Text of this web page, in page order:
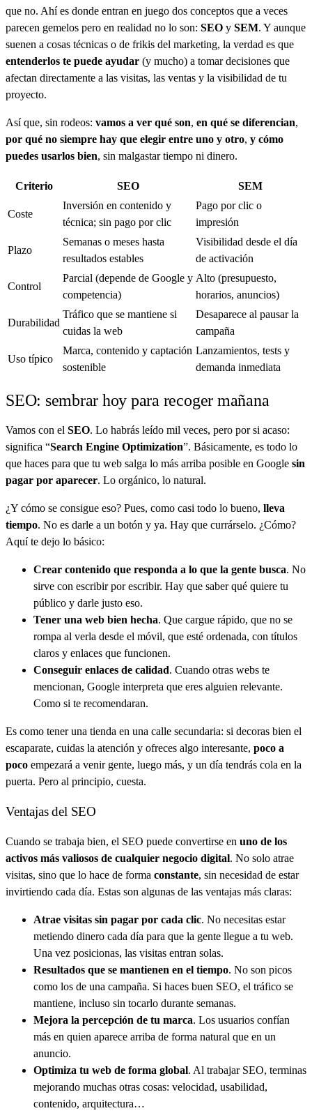
que no. Ahí es donde entran en juego dos conceptos que a veces
parecen gemelos pero en realidad no lo son: SEO y SEM. Y aunque
suenen a cosas técnicas o de frikis del marketing, la verdad es que
entenderlos te puede ayudar (y mucho) a tomar decisiones que
afectan directamente a las visitas, las ventas y la visibilidad de tu
proyecto.
Así que, sin rodeos: vamos a ver qué son, en qué se diferencian,
por qué no siempre hay que elegir entre uno y otro, y cómo
puedes usarlos bien, sin malgastar tiempo ni dinero.
Criterio SEO SEM
Coste
Inversión en contenido y
técnica; sin pago por clic
Pago por clic o
impresión
Plazo
Semanas o meses hasta
resultados estables
Visibilidad desde el día
de activación
Control
Parcial (depende de Google y
competencia)
Alto (presupuesto,
horarios, anuncios)
Durabilidad
Tráfico que se mantiene si
cuidas la web
Desaparece al pausar la
campaña
Uso típico
Marca, contenido y captación
sostenible
Lanzamientos, tests y
demanda inmediata
SEO: sembrar hoy para recoger mañana
Vamos con el SEO. Lo habrás leído mil veces, pero por si acaso:
significa “Search Engine Optimization”. Básicamente, es todo lo
que haces para que tu web salga lo más arriba posible en Google sin
pagar por aparecer. Lo orgánico, lo natural.
¿Y cómo se consigue eso? Pues, como casi todo lo bueno, lleva
tiempo. No es darle a un botón y ya. Hay que currárselo. ¿Cómo?
Aquí te dejo lo básico:
Crear contenido que responda a lo que la gente busca. No
sirve con escribir por escribir. Hay que saber qué quiere tu
público y darle justo eso.
Tener una web bien hecha. Que cargue rápido, que no se
rompa al verla desde el móvil, que esté ordenada, con títulos
claros y enlaces que funcionen.
Conseguir enlaces de calidad. Cuando otras webs te
mencionan, Google interpreta que eres alguien relevante.
Como si te recomendaran.
Es como tener una tienda en una calle secundaria: si decoras bien el
escaparate, cuidas la atención y ofreces algo interesante, poco a
poco empezará a venir gente, luego más, y un día tendrás cola en la
puerta. Pero al principio, cuesta.
Ventajas del SEO
Cuando se trabaja bien, el SEO puede convertirse en uno de los
activos más valiosos de cualquier negocio digital. No solo atrae
visitas, sino que lo hace de forma constante, sin necesidad de estar
invirtiendo cada día. Estas son algunas de las ventajas más claras:
Atrae visitas sin pagar por cada clic. No necesitas estar
metiendo dinero cada día para que la gente llegue a tu web.
Una vez posicionas, las visitas entran solas.
Resultados que se mantienen en el tiempo. No son picos
como los de una campaña. Si haces buen SEO, el tráfico se
mantiene, incluso sin tocarlo durante semanas.
Mejora la percepción de tu marca. Los usuarios confían
más en quien aparece arriba de forma natural que en un
anuncio.
Optimiza tu web de forma global. Al trabajar SEO, terminas
mejorando muchas otras cosas: velocidad, usabilidad,
contenido, arquitectura…